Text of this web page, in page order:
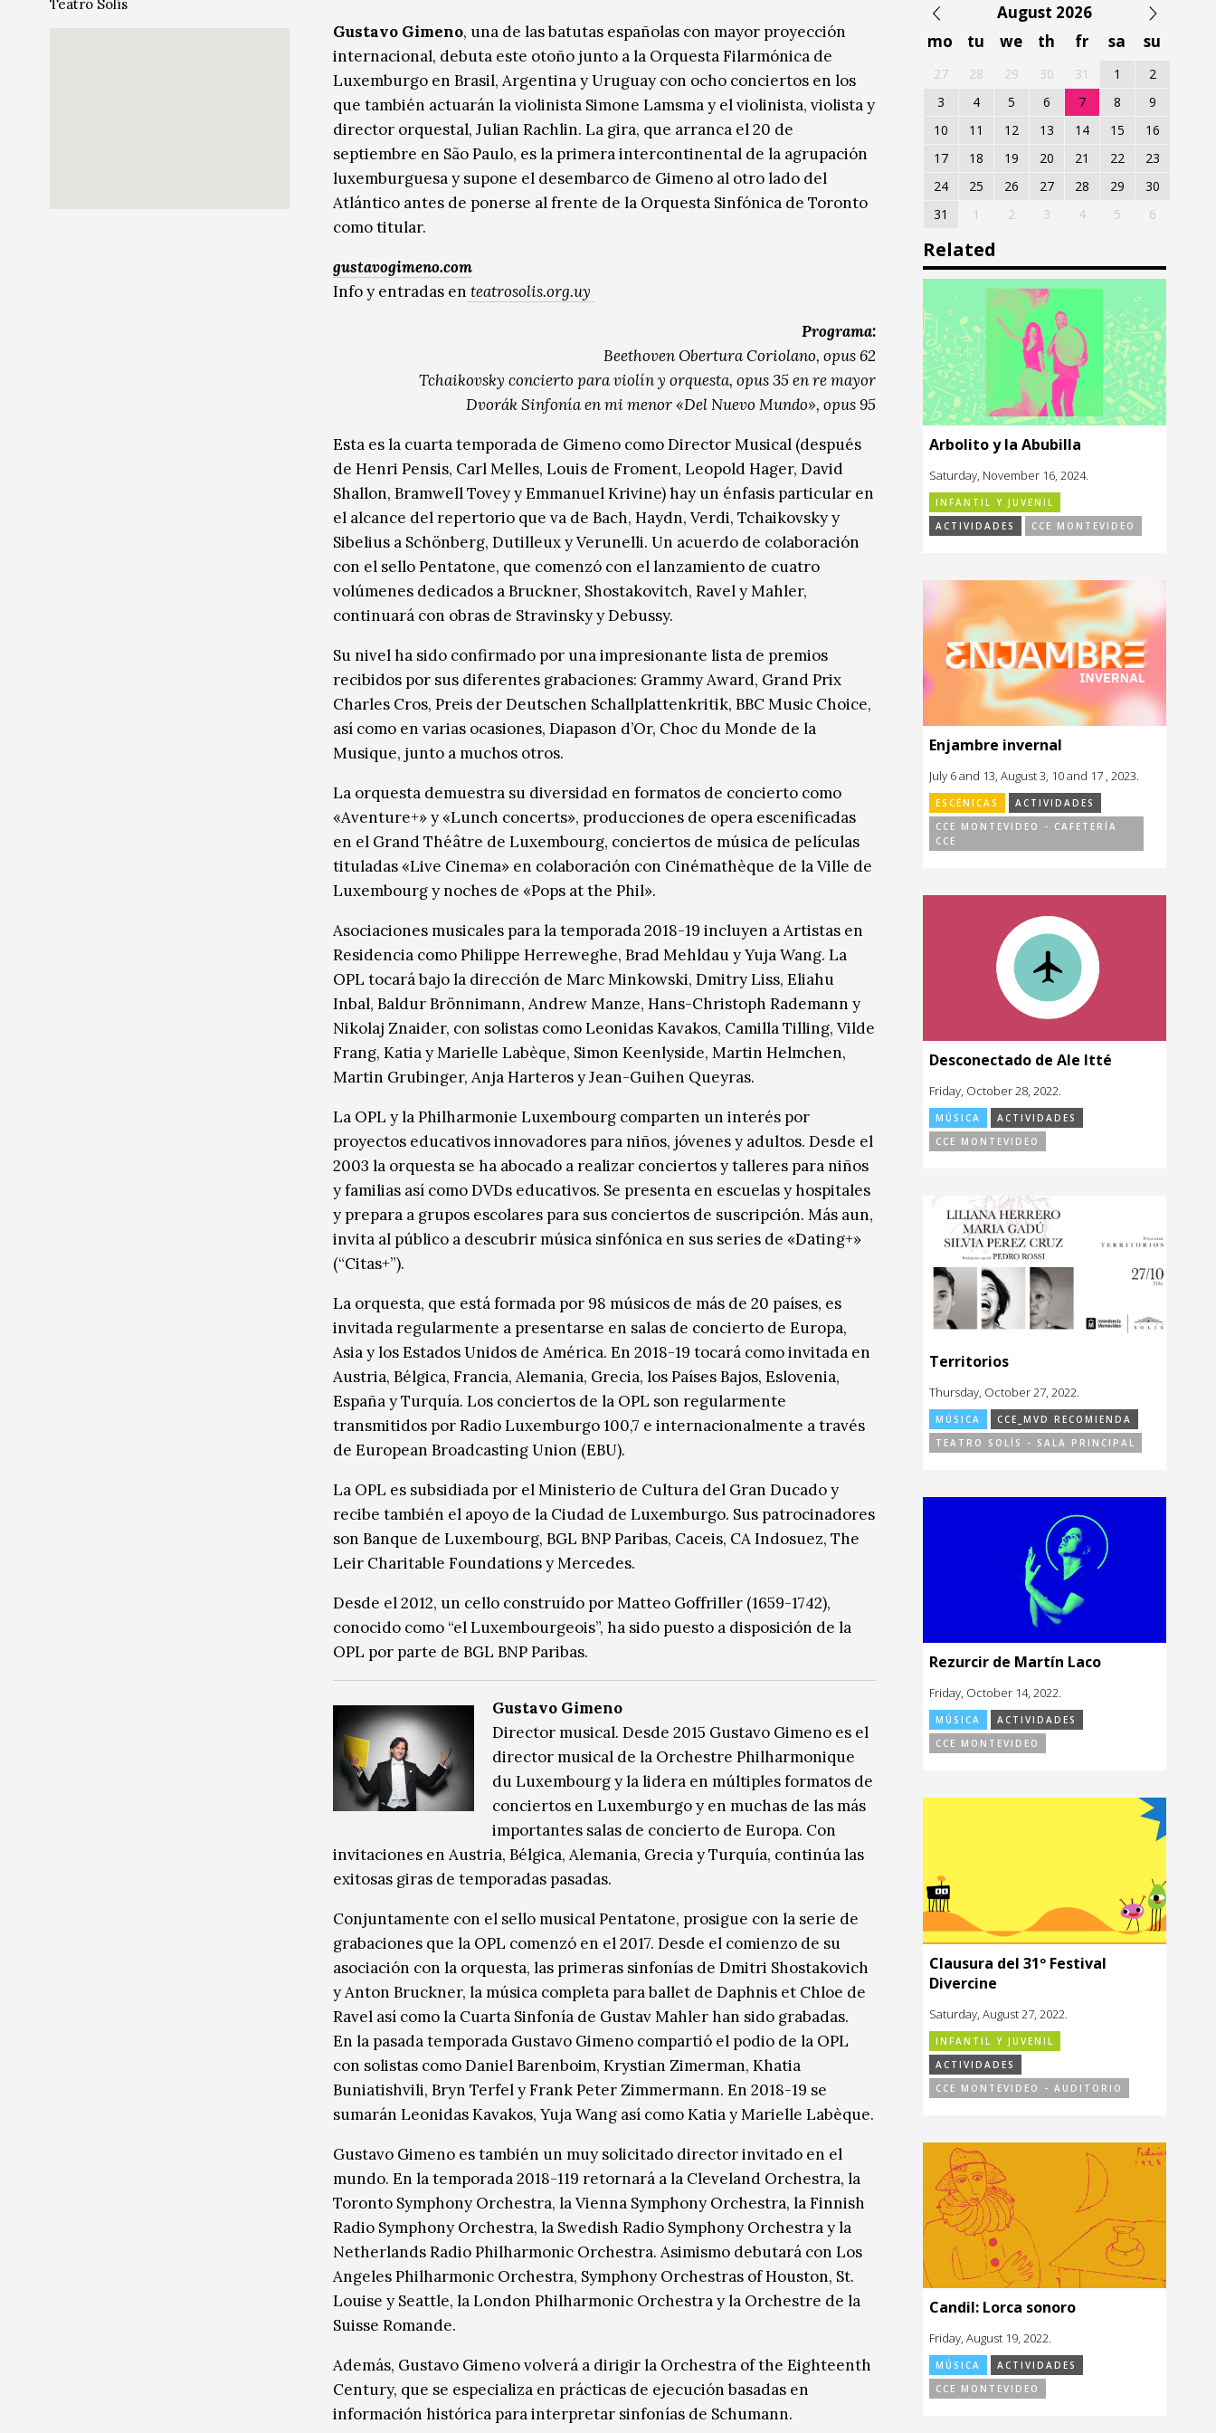
Gustavo Gimeno, una de las batutas españolas con mayor proyección
internacional, debuta este otoño junto a la Orquesta Filarmónica de
Luxemburgo en Brasil, Argentina y Uruguay con ocho conciertos en los
que también actuarán la violinista Simone Lamsma y el violinista, violista y
director orquestal, Julian Rachlin. La gira, que arranca el 20 de
septiembre en São Paulo, es la primera intercontinental de la agrupación
luxemburguesa y supone el desembarco de Gimeno al otro lado del
Atlántico antes de ponerse al frente de la Orquesta Sinfónica de Toronto
como titular.
gustavogimeno.com
Info y entradas en teatrosolis.org.uy
Programa:
Beethoven Obertura Coriolano, opus 62
Tchaikovsky concierto para violín y orquesta, opus 35 en re mayor
Dvorák Sinfonía en mi menor «Del Nuevo Mundo», opus 95
Esta es la cuarta temporada de Gimeno como Director Musical (después
de Henri Pensis, Carl Melles, Louis de Froment, Leopold Hager, David
Shallon, Bramwell Tovey y Emmanuel Krivine) hay un énfasis particular en
el alcance del repertorio que va de Bach, Haydn, Verdi, Tchaikovsky y
Sibelius a Schönberg, Dutilleux y Verunelli. Un acuerdo de colaboración
con el sello Pentatone, que comenzó con el lanzamiento de cuatro
volúmenes dedicados a Bruckner, Shostakovitch, Ravel y Mahler,
continuará con obras de Stravinsky y Debussy.
Su nivel ha sido confirmado por una impresionante lista de premios
recibidos por sus diferentes grabaciones: Grammy Award, Grand Prix
Charles Cros, Preis der Deutschen Schallplattenkritik, BBC Music Choice,
así como en varias ocasiones, Diapason d’Or, Choc du Monde de la
Musique, junto a muchos otros.
La orquesta demuestra su diversidad en formatos de concierto como
«Aventure+» y «Lunch concerts», producciones de opera escenificadas
en el Grand Théâtre de Luxem­bourg, conciertos de música de películas
tituladas «Live Cinema» en colaboración con Cinémathèque de la Ville de
Luxembourg y noches de «Pops at the Phil».
Asociaciones musicales para la temporada 2018-19 incluyen a Artistas en
Residencia como Philippe Herreweghe, Brad Mehldau y Yuja Wang. La
OPL tocará bajo la dirección de Marc Minkowski, Dmitry Liss, Eliahu
Inbal, Baldur Brönnimann, Andrew Manze, Hans-Christoph Rademann y
Nikolaj Znaider, con solistas como Leonidas Kavakos, Camilla Tilling, Vilde
Frang, Katia y Marielle Labèque, Simon Keenlyside, Martin Helmchen,
Martin Grubinger, Anja Harteros y Jean-Guihen Queyras.
La OPL y la Philharmonie Luxembourg comparten un interés por
proyectos educativos innovadores para niños, jóvenes y adultos. Desde el
2003 la orquesta se ha abocado a realizar conciertos y talleres para niños
y familias así como DVDs educativos. Se presenta en escuelas y hospitales
y prepara a grupos escolares para sus conciertos de suscripción. Más aun,
invita al público a descubrir música sinfónica en sus series de «Dating+»
(“Citas+”).
La orquesta, que está formada por 98 músicos de más de 20 países, es
invitada regularmente a presentarse en salas de concierto de Europa,
Asia y los Estados Unidos de América. En 2018-19 tocará como invitada en
Austria, Bélgica, Francia, Alemania, Grecia, los Países Bajos, Eslovenia,
España y Turquía. Los conciertos de la OPL son regularmente
transmitidos por Radio Luxemburgo 100,7 e internacionalmente a través
de European Broadcasting Union (EBU).
La OPL es subsidiada por el Ministerio de Cultura del Gran Ducado y
recibe también el apoyo de la Ciudad de Luxemburgo. Sus patrocinadores
son Banque de Luxembourg, BGL BNP Paribas, Caceis, CA Indosuez, The
Leir Charitable Foundations y Mercedes.
Desde el 2012, un cello construído por Matteo Goffriller (1659-1742),
conocido como “el Luxembourgeois”, ha sido puesto a disposición de la
OPL por parte de BGL BNP Paribas.
Gustavo Gimeno
Director musical. Desde 2015 Gustavo Gimeno es el
director musical de la Orchestre Philharmonique
du Luxembourg y la lidera en múltiples formatos de
conciertos en Luxemburgo y en muchas de las más
importantes salas de concierto de Europa. Con
invitaciones en Austria, Bélgica, Alemania, Grecia y Turquía, continúa las
exitosas giras de temporadas pasadas.
Conjuntamente con el sello musical Pentatone, prosigue con la serie de
grabaciones que la OPL comenzó en el 2017. Desde el comienzo de su
asociación con la orquesta, las primeras sinfonías de Dmitri Shostakovich
y Anton Bruckner, la música completa para ballet de Daphnis et Chloe de
Ravel así como la Cuarta Sinfonía de Gustav Mahler han sido grabadas.
En la pasada temporada Gustavo Gimeno compartió el podio de la OPL
con solistas como Daniel Barenboim, Krystian Zimerman, Khatia
Buniatishvili, Bryn Terfel y Frank Peter Zimmermann. En 2018-19 se
sumarán Leonidas Kavakos, Yuja Wang así como Katia y Marielle Labèque.
Gustavo Gimeno es también un muy solicitado director invitado en el
mundo. En la temporada 2018-119 retornará a la Cleveland Orchestra, la
Toronto Symphony Orchestra, la Vienna Symphony Orchestra, la Finnish
Radio Symphony Orchestra, la Swedish Radio Symphony Orchestra y la
Netherlands Radio Philharmonic Orchestra. Asimismo debutará con Los
Angeles Philharmonic Orchestra, Symphony Orchestras of Houston, St.
Louise y Seattle, la London Philharmonic Orchestra y la Orchestre de la
Suisse Romande.
Además, Gustavo Gimeno volverá a dirigir la Orchestra of the Eighteenth
Century, que se especializa en prácticas de ejecución basadas en
información histórica para interpretar sinfonías de Schumann.
Teatro Solís
August 2026
mo
tu we th fr sa su
27 28 29 30 31 1
2
3
4 5 6 7 8
9
10
11 12 13 14 15
16
17
18 19 20 21 22
23
24
25 26 27 28 29
30
31
1 2 3 4 5 6
Related
Arbolito y la Abubilla
Saturday, November 16, 2024.
INFANTIL Y JUVENIL
ACTIVIDADES
CCE MONTEVIDEO
Enjambre invernal
July 6 and 13, August 3, 10 and 17 , 2023.
ESCÉNICAS
ACTIVIDADES
CCE MONTEVIDEO - CAFETERÍA
CCE
Desconectado de Ale Itté
Friday, October 28, 2022.
MÚSICA
ACTIVIDADES
CCE MONTEVIDEO
Territorios
Thursday, October 27, 2022.
MÚSICA
CCE_MVD RECOMIENDA
TEATRO SOLÍS - SALA PRINCIPAL
Rezurcir de Martín Laco
Friday, October 14, 2022.
MÚSICA
ACTIVIDADES
CCE MONTEVIDEO
Clausura del 31º Festival
Divercine
Saturday, August 27, 2022.
INFANTIL Y JUVENIL
ACTIVIDADES
CCE MONTEVIDEO - AUDITORIO
Candil: Lorca sonoro
Friday, August 19, 2022.
MÚSICA
ACTIVIDADES
CCE MONTEVIDEO